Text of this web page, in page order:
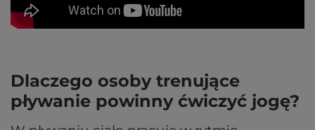
Dlaczego osoby trenujące
pływanie powinny ćwiczyć jogę?